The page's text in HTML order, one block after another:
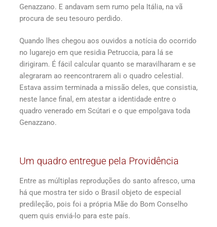
Genazzano. E andavam sem rumo pela Itália, na vã
procura de seu tesouro perdido.
Quando lhes chegou aos ouvidos a notícia do ocorrido
no lugarejo em que residia Petruccia, para lá se
dirigiram. É fácil calcular quanto se maravilharam e se
alegraram ao reencontrarem ali o quadro celestial.
Estava assim terminada a missão deles, que consistia,
neste lance final, em atestar a identidade entre o
quadro venerado em Scútari e o que empolgava toda
Genazzano.
Um quadro entregue pela Providência
Entre as múltiplas reproduções do santo afresco, uma
há que mostra ter sido o Brasil objeto de especial
predileção, pois foi a própria Mãe do Bom Conselho
quem quis enviá-lo para este país.